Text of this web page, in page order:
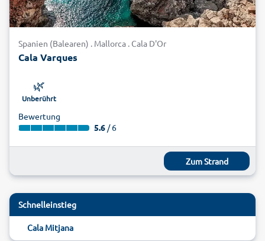
Spanien (Balearen) . Mallorca . Cala D'Or
Cala Varques
🌿
Unberührt
Bewertung
5.6 / 6
Zum Strand
Schnelleinstieg
Cala Mitjana